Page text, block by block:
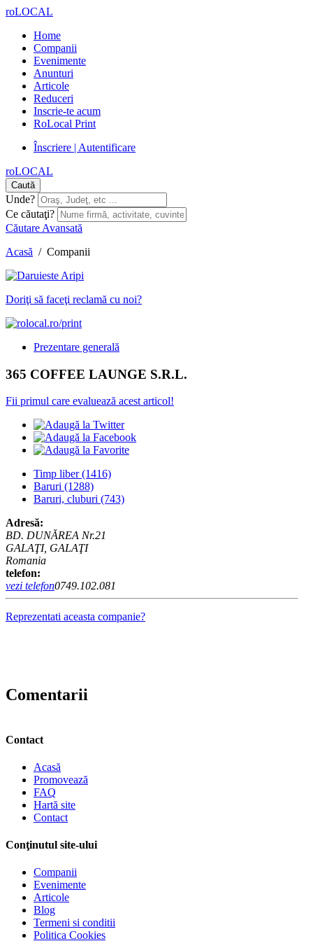
roLOCAL
Home
Companii
Evenimente
Anunturi
Articole
Reduceri
Inscrie-te acum
RoLocal Print
Înscriere | Autentificare
roLOCAL
Caută
Unde?
Ce căutaţi?
Căutare Avansată
Acasă / Companii
Doriţi să faceţi reclamă cu noi?
Prezentare generală
365 COFFEE LAUNGE S.R.L.
Fii primul care evaluează acest articol!
Timp liber(1416)
Baruri (1288)
Baruri, cluburi (743)
Adresă:
BD. DUNĂREA Nr.21
GALAŢI, GALAŢI
Romania
telefon:
vezi telefon0749.102.081
Reprezentati aceasta companie?
Comentarii
Contact
Acasă
Promovează
FAQ
Hartă site
Contact
Conţinutul site-ului
Companii
Evenimente
Articole
Blog
Termeni si conditii
Politica Cookies